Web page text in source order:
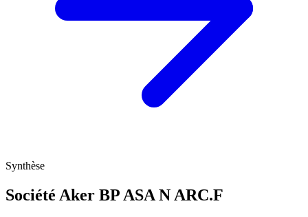
Synthèse
Société Aker BP ASA N ARC.F